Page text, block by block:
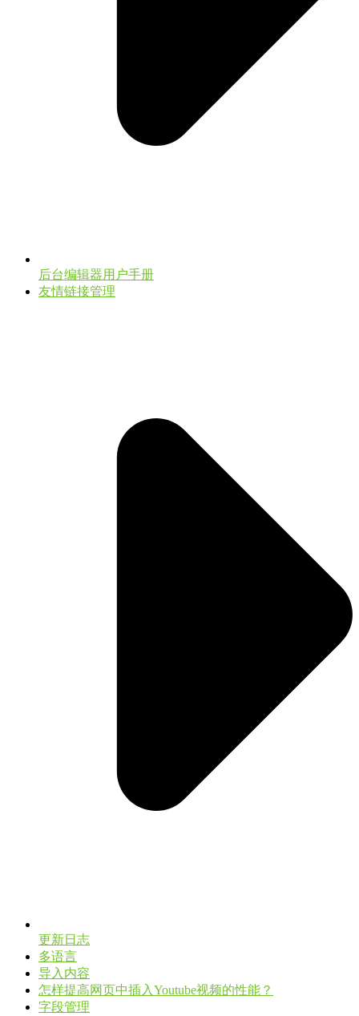
后台编辑器用户手册
友情链接管理
更新日志
多语言
导入内容
怎样提高网页中插入Youtube视频的性能？
字段管理